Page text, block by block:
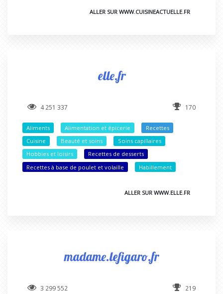
ALLER SUR WWW.CUISINEACTUELLE.FR
elle.fr
4 251 337 170
Aliments Alimentation et épicerie
Recettes
Cuisine
Beauté et soins
Soins capillaires
Hobbies et loisirs
Recettes de desserts
Recettes à base de poulet et volaille
Habillement
ALLER SUR WWW.ELLE.FR
madame.lefigaro.fr
3 299 552 219